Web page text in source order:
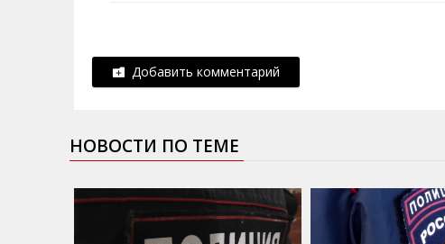
Добавить комментарий
НОВОСТИ ПО ТЕМЕ